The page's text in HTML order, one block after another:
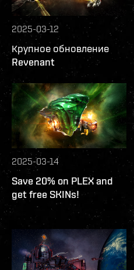
2025-03-12
Крупное обновление
Revenant
2025-03-14
Save 20% on PLEX and
get free SKINs!